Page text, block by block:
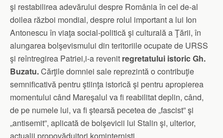
şi restabilirea adevărului despre România în cel de-al
doilea război mondial, despre rolul important a lui Ion
Antonescu în viaţa social-politică şi culturală a Ţării, în
alungarea bolşevismului din teritoriile ocupate de URSS
şi reîntregirea Patriei,i-a revenit regretatului istoric Gh.
Buzatu.Cărţile domniei sale reprezintă o contribuţie
semnificativă pentru ştiinţa istorică şi pentru apropierea
momentului când Mareşalul va fi reabilitat deplin, când,
de pe numele lui, va fi ştearsă pecetea de „fascist” şi
„antisemit”, aplicată de bolşevicii lui Stalin şi, ulterior,